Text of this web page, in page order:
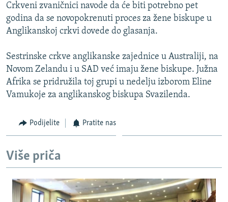
MOJA EVROPA
TRI DECENIJE OD RATA U BIH
NASTANAK I RASPAD JUGOSLAVIJE
Crkveni zvaničnici navode da će biti potrebno pet
godina da se novopokrenuti proces za žene biskupe u
Anglikanskoj crkvi dovede do glasanja.
Sestrinske crkve anglikanske zajednice u Australiji, na
Novom Zelandu i u SAD već imaju žene biskupe. Južna
Afrika se pridružila toj grupi u nedelju izborom Eline
Vamukoje za anglikanskog biskupa Svazilenda.
Podijelite Pratite nas
Više priča